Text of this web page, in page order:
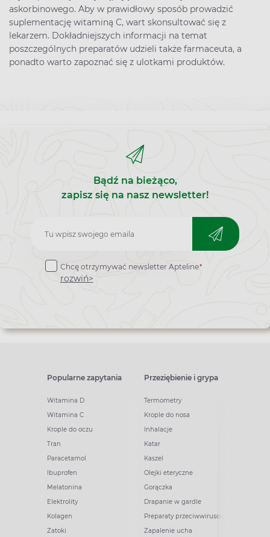
askorbinowego. Aby w prawidłowy sposób prowadzić
suplementację witaminą C, wart skonsultować się z
lekarzem. Dokładniejszych informacji na temat
poszczególnych preparatów udzieli także farmaceuta, a
ponadto warto zapoznać się z ulotkami produktów.
Bądź na bieżąco,
zapisz się na nasz newsletter!
Zapisz
do
newslettera
Chcę otrzymywać newsletter Apteline*
rozwiń>
Popularne zapytania
Witamina D
Witamina C
Krople do oczu
Tran
Paracetamol
Ibuprofen
Melatonina
Elektrolity
Kolagen
Zatoki
Przeziębienie i grypa
Termometry
Krople do nosa
Inhalacje
Katar
Kaszel
Olejki eteryczne
Gorączka
Drapanie w gardle
Preparaty przeciwwirusowe
Zapalenie ucha